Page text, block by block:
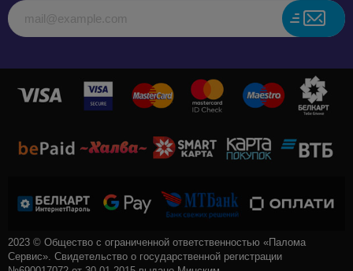
2023 © Общество с ограниченной ответственностью «Палома
Сервис». Свидетельство о государственной регистрации